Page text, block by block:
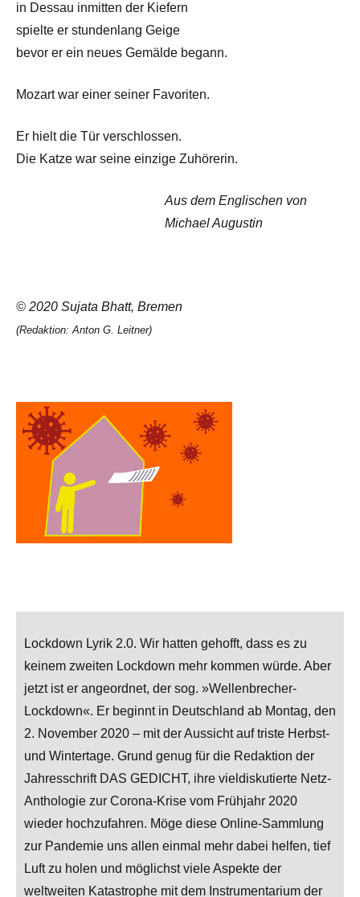
in Dessau inmitten der Kiefern
spielte er stundenlang Geige
bevor er ein neues Gemälde begann.
Mozart war einer seiner Favoriten.
Er hielt die Tür verschlossen.
Die Katze war seine einzige Zuhörerin.
Aus dem Englischen von
Michael Augustin
© 2020 Sujata Bhatt, Bremen
(Redaktion: Anton G. Leitner)
Lockdown Lyrik 2.0. Wir hatten gehofft, dass es zu
keinem zweiten Lockdown mehr kommen würde. Aber
jetzt ist er angeordnet, der sog. »Wellenbrecher-
Lockdown«. Er beginnt in Deutschland ab Montag, den
2. November 2020 – mit der Aussicht auf triste Herbst-
und Wintertage. Grund genug für die Redaktion der
Jahresschrift DAS GEDICHT, ihre vieldiskutierte Netz-
Anthologie zur Corona-Krise vom Frühjahr 2020
wieder hochzufahren. Möge diese Online-Sammlung
zur Pandemie uns allen einmal mehr dabei helfen, tief
Luft zu holen und möglichst viele Aspekte der
weltweiten Katastrophe mit dem Instrumentarium der